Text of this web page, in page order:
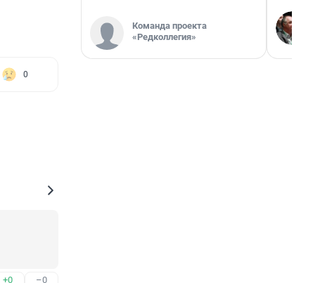
0
+0 –0
Команда проекта
«Редколлегия»